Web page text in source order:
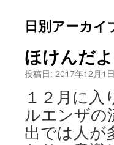
日別アーカイ
ほけんだ
投稿日: 2017年12月1日
１２月に
ルエンザの
出では人が